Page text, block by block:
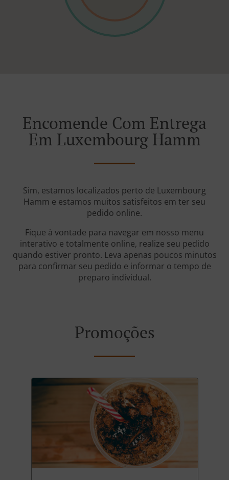
Encomende Com Entrega
Em Luxembourg Hamm
Sim, estamos localizados perto de Luxembourg
Hamm e estamos muitos satisfeitos em ter seu
pedido online.
Fique à vontade para navegar em nosso menu
interativo e totalmente online, realize seu pedido
quando estiver pronto. Leva apenas poucos minutos
para confirmar seu pedido e informar o tempo de
preparo individual.
Promoções